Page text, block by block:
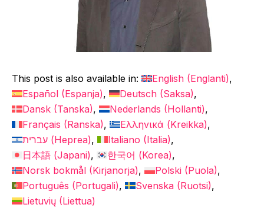
This post is also available in: English (Englanti)
Español (Espanja) Deutsch (Saksa)
Dansk (Tanska) Nederlands (Hollanti)
Français (Ranska) Ελληνικά (Kreikka)
עברית (Heprea) Italiano (Italia)
日本語 (Japani) 한국어 (Korea)
Norsk bokmål (Kirjanorja) Polski (Puola)
Português (Portugali) Svenska (Ruotsi)
Lietuvių (Liettua)